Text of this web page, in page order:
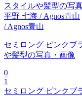
スタイルや髪型の写
平野 七海 / Agnos青山
/ Agnos青山
セミロング ピンクブ
や髪型の写真・画像
0
1
セミロング ピンクブ